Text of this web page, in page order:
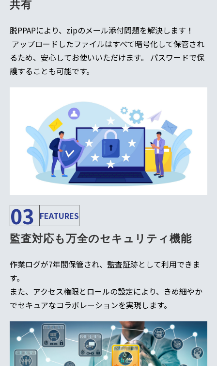
共有
脱PPAPにより、zipのメール添付問題を解決します！
アップロードしたファイルはすべて暗号化して保管され
るため、安心してお使いいただけます。 パスワードで保
護することも可能です。
03 FEATURES
監査対応も万全のセキュリティ機能
作業ログが7年間保管され、監査証跡として利用できま
す。
また、アクセス権限とロールの設定により、きめ細やか
でセキュアなコラボレーションを実現します。